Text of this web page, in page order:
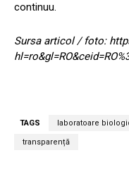
continuu.
Sursa articol / foto:
TAGS laboratoare
transparență